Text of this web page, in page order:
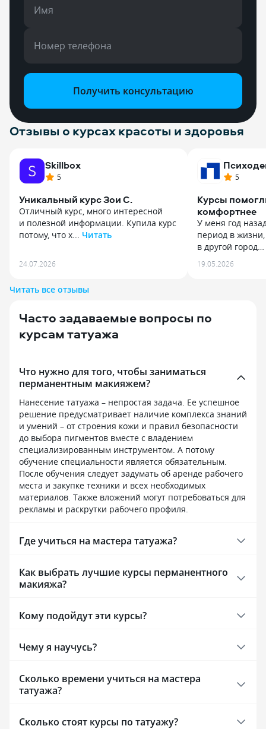
Имя
Номер телефона
Получить консультацию
Отзывы о курсах красоты и здоровья
Skillbox
5
Уникальный курс Зои С.
Отличный курс, много интересной
и полезной информации. Купила курс
потому, что х... Читать
и полезной информации. Купила курс
потому, что хотела учиться у Зои
вернуться к курсу после болезни.
24.07.2026
5
Курсы
комфортнее
У меня год
период в
в другой
У меня год
период в
Изучила и
на
Там и про вес,
поведение, как
и прочее. Курс
месяца, но
в комфортном
лекции на
часа каждая,
даже быстрее
официально, к
хочу
Спасибо
вектор в моей
19.05.2026
Читать все отзывы
Часто задаваемые вопросы по
курсам татуажа
Что нужно для того, чтобы заниматься
перманентным макияжем?
Нанесение татуажа – непростая задача. Ее успешное
решение предусматривает наличие комплекса знаний
и умений – от строения кожи и правил безопасности
до выбора пигментов вместе с владением
специализированным инструментом. А потому
обучение специальности является обязательным.
После обучения следует задумать об аренде рабочего
места и закупке техники и всех необходимых
материалов. Также вложений могут потребоваться для
рекламы и раскрутки рабочего профиля.
Где учиться на мастера татуажа?
Как выбрать лучшие курсы перманентного
макияжа?
Кому подойдут эти курсы?
Чему я научусь?
Сколько времени учиться на мастера
татуажа?
Сколько стоят курсы по татуажу?